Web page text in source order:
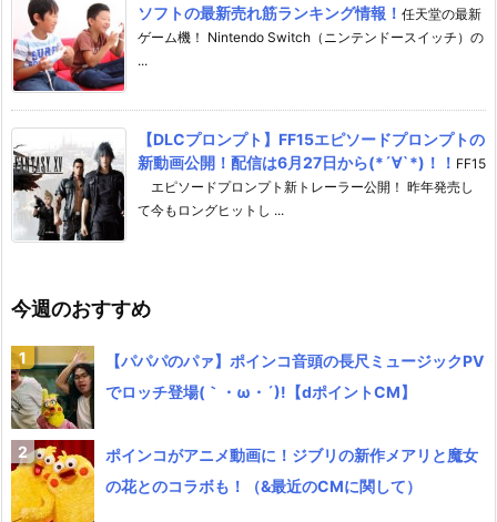
ソフトの最新売れ筋ランキング情報！ 任天堂の最新
ゲーム機！ Nintendo Switch（ニンテンドースイッチ）の
...
【DLCプロンプト】FF15エピソードプロンプトの
新動画公開！配信は6月27日から(*´∀`*)！！ FF15
エピソードプロンプト新トレーラー公開！ 昨年発売し
て今もロングヒットし ...
今週のおすすめ
【パパパのパァ】ポインコ音頭の長尺ミュージックPV
でロッチ登場(｀・ω・´)!【dポイントCM】
ポインコがアニメ動画に！ジブリの新作メアリと魔女
の花とのコラボも！（&最近のCMに関して）